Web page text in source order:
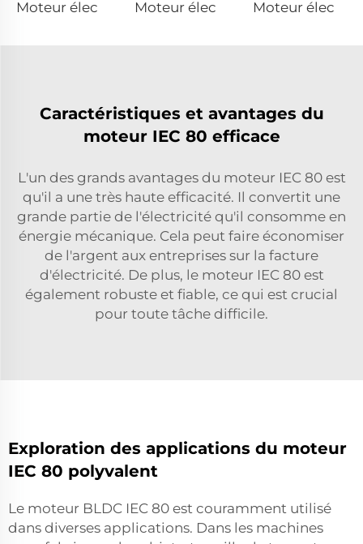
Caractéristiques et avantages du
moteur IEC 80 efficace
L'un des grands avantages du moteur IEC 80 est
qu'il a une très haute efficacité. Il convertit une
grande partie de l'électricité qu'il consomme en
énergie mécanique. Cela peut faire économiser
de l'argent aux entreprises sur la facture
d'électricité. De plus, le moteur IEC 80 est
également robuste et fiable, ce qui est crucial
pour toute tâche difficile.
Exploration des applications du moteur
IEC 80 polyvalent
Le moteur BLDC IEC 80 est couramment utilisé
dans diverses applications. Dans les machines